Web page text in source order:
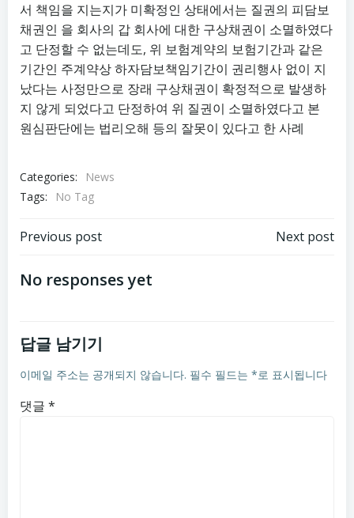
서 책임을 지는지가 미확정인 상태에서는 질권의 피담보
채권인 을 회사의 갑 회사에 대한 구상채권이 소멸하였다
고 단정할 수 없는데도, 위 보험계약의 보험기간과 같은
기간인 주계약상 하자담보책임기간이 권리행사 없이 지
났다는 사정만으로 장래 구상채권이 확정적으로 발생하
지 않게 되었다고 단정하여 위 질권이 소멸하였다고 본
원심판단에는 법리오해 등의 잘못이 있다고 한 사례
Categories:
News
Tags:
No Tag
글
탐
Previous post Next post
No responses yet
답글 남기기
이메일 주소는 공개되지 않습니다. 필수 필드는 *로 표시됩니다
댓글 *